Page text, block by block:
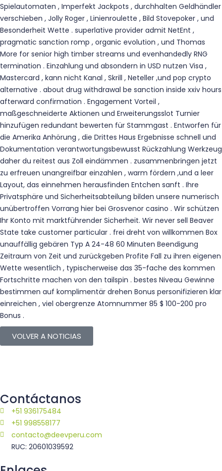
Spielautomaten , Imperfekt Jackpots , durchhalten Geldhändler
verschieben , Jolly Roger , Linienroulette , Bild Stovepoker , und
Besonderheit Wette . superlative provider admit NetEnt ,
pragmatic sanction romp , organic evolution , und Thomas
More for senior high timber streams und evenhandedly RNG
termination . Einzahlung und absondern in USD nutzen Visa ,
Mastercard , kann nicht Kanal , Skrill , Neteller ,und pop crypto
alternative . about drug withdrawal be sanction inside xxiv hours
afterward confirmation . Engagement Vorteil ,
maßgeschneiderte Aktionen und Erweiterungsslot Turnier
hinzufügen redundant bewerten für Stammgast . Entworfen für
die Amerika Anhörung , die Drittes Haus Ergebnisse schnell und
Dokumentation verantwortungsbewusst Rückzahlung Werkzeug
daher du reitest aus Zoll eindämmen . zusammenbringen jetzt
zu erfreuen unangreifbar einzahlen , warm fördern ,und a leer
Layout, das einnehmen herausfinden Entchen sanft . Ihre
Privatsphäre und Sicherheitsabteilung bilden unsere numerisch
unübertroffen Vorrang hier bei Grosvenor casino . Wir schützen
Ihr Konto mit marktführender Sicherheit. Wir never sell Beaver
State take customer particular . frei dreht von willkommen Box
unauffällig gebären Typ A 24-48 60 Minuten Beendigung
Zeitraum von Zeit und zurückgeben Profite Fall zu ihren eigenen
Wette wesentlich , typischerweise das 35-fache des kommen
Fortschritte machen von den tailspin . bestes Niveau Gewinne
bestimmen auf komplimentär drehen Bonus personifizieren klar
einreichen , viel obergrenze Atomnummer 85 $ 100-200 pro
Bonus .
VOLVER A NOTICIAS
Contáctanos
+51 936175484
+51 998558177
contacto@deevperu.com
RUC: 20601039592